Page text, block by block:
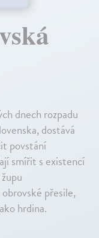
dnech rozpadu
dostává
povstání
smířit s existencí
přesile,
hrdina.